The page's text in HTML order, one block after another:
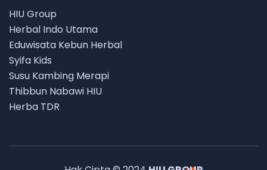
HIU Group
Herbal Indo Utama
Eduwisata Kebun Herbal
Syifa Kids
Susu Kambing Merapi
Thibbun Nabawi HIU
Herba TDR